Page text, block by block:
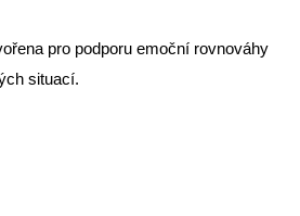
pro podporu emoční rovnováhy
situací.